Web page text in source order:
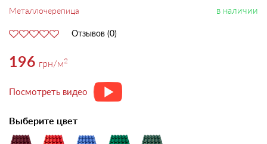
Металлочерепица в наличии
Отзывов (0)
196 грн/м2
Посмотреть видео
Выберите цвет